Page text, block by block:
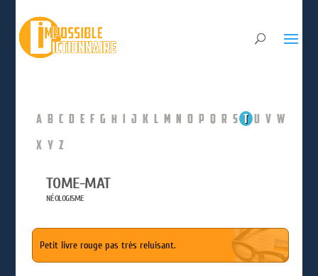
A B C D E F G H I J K L M N O P Q R S T U V W
X Y Z
TOME-MAT
NÉOLOGISME
Petit livre rouge pas très reluisant.